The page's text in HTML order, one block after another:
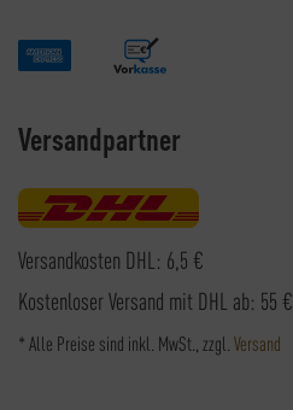
Versandpartner
Versandkosten DHL: 6,5 €
Kostenloser Versand mit DHL ab: 55 €
* Alle Preise sind inkl. MwSt., zzgl. Versand